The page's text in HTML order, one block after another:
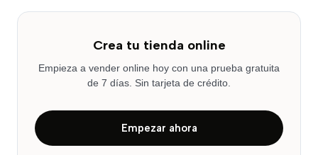
Crea tu tienda online
Empieza a vender online hoy con una prueba gratuita
de 7 días. Sin tarjeta de crédito.
Empezar ahora